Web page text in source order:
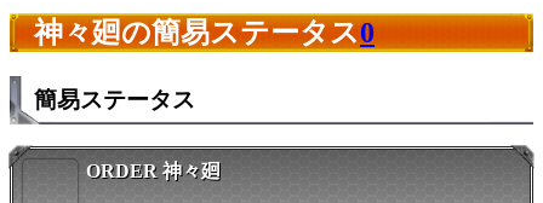
神々廻の簡易ステータス0
簡易ステータス
ORDER 神々廻